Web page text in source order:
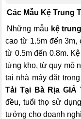
Các Mẫu Kệ Trung
Những mẫu kệ
cao từ 1.5m đến 3m,
từ 0.5m đến 0.8m.
từng kho, từ quy mô
tại nhà máy đặt
Tải Tại Bà Rịa GIÁ
đều, tuổi thọ sử
tưởng cho doanh